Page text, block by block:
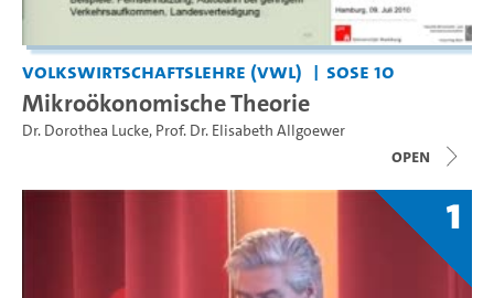
Volkswirtschaftslehre (VWL) SoSe 10
Mikroökonomische Theorie
Dr. Dorothea Lucke, Prof. Dr. Elisabeth Allgoewer
open
1